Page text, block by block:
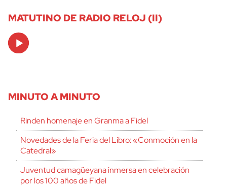
MATUTINO DE RADIO RELOJ (II)
Audio
Player
MINUTO A MINUTO
Rinden homenaje en Granma a Fidel
Novedades de la Feria del Libro: «Conmoción en la
Catedral»
Juventud camagüeyana inmersa en celebración
por los 100 años de Fidel